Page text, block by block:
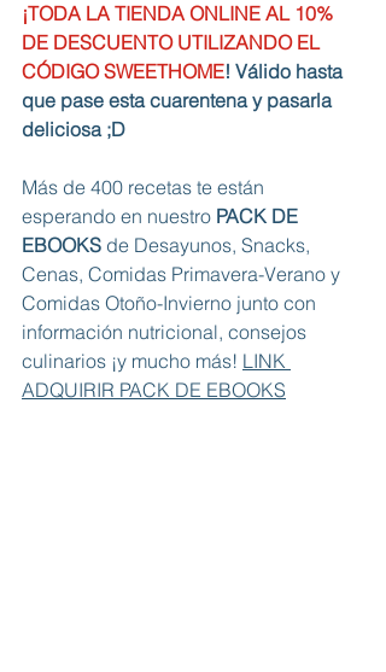
¡TODA LA TIENDA ONLINE AL 10%
DE DESCUENTO UTILIZANDO EL
CÓDIGO SWEETHOME! Válido hasta
que pase esta cuarentena y pasarla
deliciosa ;D
Más de 400 recetas te están
esperando en nuestro PACK DE
EBOOKS de Desayunos, Snacks,
Cenas, Comidas Primavera-Verano y
Comidas Otoño-Invierno junto con
información nutricional, consejos
culinarios ¡y mucho más! LINK
ADQUIRIR PACK DE EBOOKS